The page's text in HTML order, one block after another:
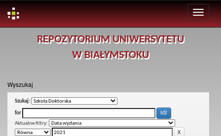
REPOZYTORIUM UNIWERSYTETU
W BIAŁYMSTOKU
Wyszukaj
Szukaj:
for
Aktualne filtry: